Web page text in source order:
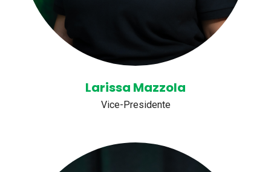
Larissa Mazzola
Vice-Presidente